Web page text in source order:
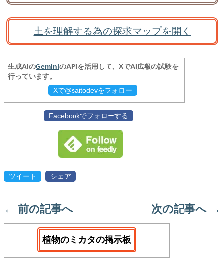
土を理解する為の探求マップを開く
生成AIのGeminiのAPIを活用して、XでAI広報の試験を
行っています。
Xで@saitodevをフォロー
Facebookでフォローする
ツイート シェア
← 前の記事へ 次の記事へ →
植物のミカタの掲示板